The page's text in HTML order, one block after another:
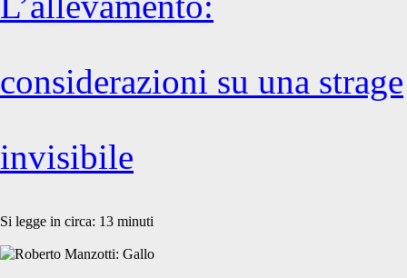
<span>errore
antropocentrico</span>
considerazioni su una strage
invisibile
Si legge in circa: 13 minuti